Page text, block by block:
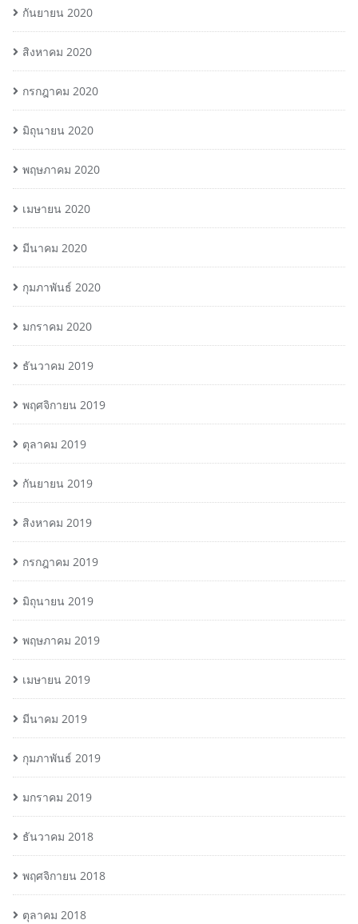
กันยายน 2020
สิงหาคม 2020
กรกฎาคม 2020
มิถุนายน 2020
พฤษภาคม 2020
เมษายน 2020
มีนาคม 2020
กุมภาพันธ์ 2020
มกราคม 2020
ธันวาคม 2019
พฤศจิกายน 2019
ตุลาคม 2019
กันยายน 2019
สิงหาคม 2019
กรกฎาคม 2019
มิถุนายน 2019
พฤษภาคม 2019
เมษายน 2019
มีนาคม 2019
กุมภาพันธ์ 2019
มกราคม 2019
ธันวาคม 2018
พฤศจิกายน 2018
ตุลาคม 2018